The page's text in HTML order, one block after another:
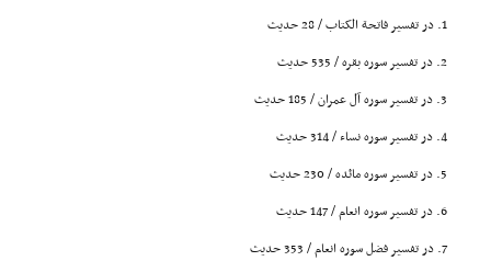
1. در تفسیر فاتحة الکتاب / 28 حدیث
2. در تفسیر سوره بقره / 535 حدیث
3. در تفسیر سوره آل عمران / 185 حدیث
4. در تفسیر سوره نساء / 314 حدیث
5. در تفسیر سوره مائده / 230 حدیث
6. در تفسیر سوره انعام / 147 حدیث
7. در تفسیر فضل سوره انعام / 353 حدیث